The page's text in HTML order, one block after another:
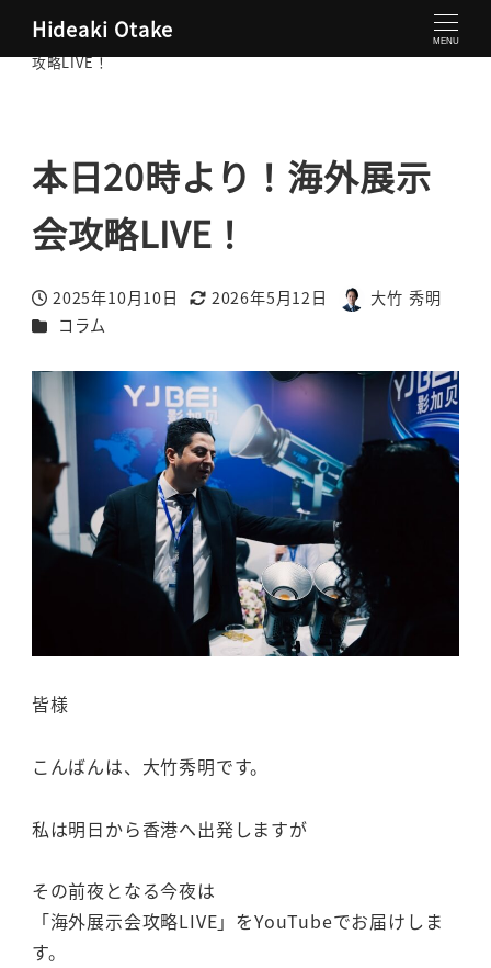
Hideaki Otake MENU
大竹秀明 公式サイト
本日20時より！海外展示会
攻略LIVE！
本日20時より！海外展示
会攻略LIVE！
投稿日
2025年10月10日
更新日
2026年5月12日
著
大竹 秀明
カテゴリー
コラム
皆様
こんばんは、大竹秀明です。
私は明日から香港へ出発しますが
その前夜となる今夜は
「海外展示会攻略LIVE」をYouTubeでお届けしま
す。